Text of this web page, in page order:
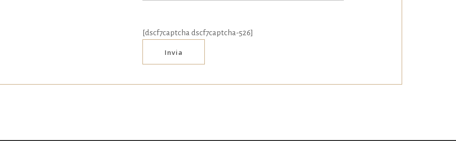
[dscf7captcha dscf7captcha-526]
Invia